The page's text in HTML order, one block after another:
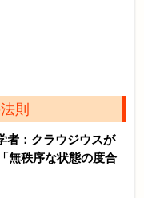
則
者：クラウジウスが
無秩序な状態の度合